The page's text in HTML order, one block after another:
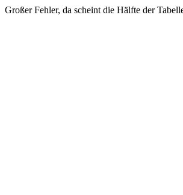
Großer Fehler, da scheint die Hälfte der